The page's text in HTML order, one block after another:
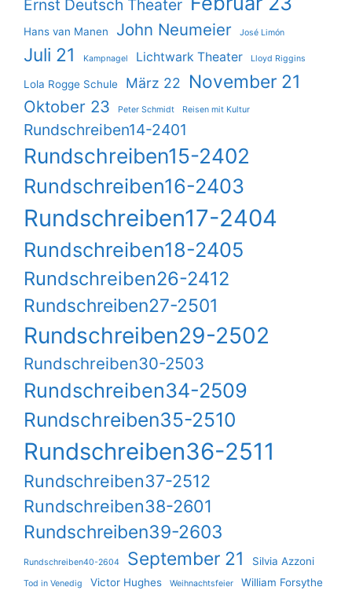
Ernst Deutsch Theater
Hans van Manen John Neumeier José Limón
Juli 21 Kampnagel Lichtwark Theater Lloyd Riggins
Lola Rogge Schule März 22 November 21
Oktober 23 Peter Schmidt Reisen mit Kultur
Rundschreiben14-2401
Rundschreiben15-2402
Rundschreiben16-2403
Rundschreiben17-2404
Rundschreiben18-2405
Rundschreiben26-2412
Rundschreiben27-2501
Rundschreiben29-2502
Rundschreiben30-2503
Rundschreiben34-2509
Rundschreiben35-2510
Rundschreiben36-2511
Rundschreiben37-2512
Rundschreiben38-2601
Rundschreiben39-2603
Rundschreiben40-2604 September 21 Silvia Azzoni
Tod in Venedig Victor Hughes Weihnachtsfeier William Forsythe